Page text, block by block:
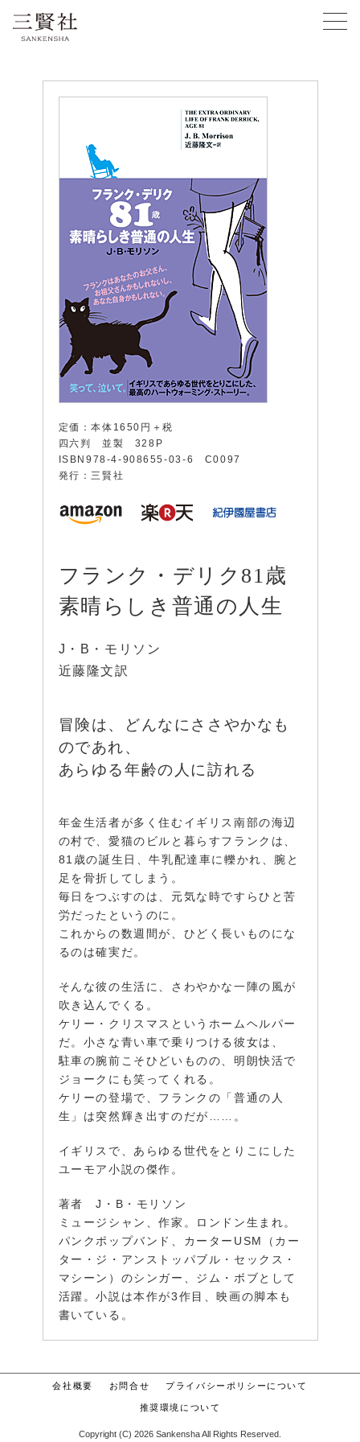
定価：本体1650円＋税
四六判 並製 328P
ISBN978-4-908655-03-6 C0097
発行：三賢社
フランク・デリク81歳
素晴らしき普通の人生
J・B・モリソン
近藤隆文訳
冒険は、どんなにささやかなも
のであれ、
あらゆる年齢の人に訪れる
年金生活者が多く住むイギリス南部の海辺
の村で、愛猫のビルと暮らすフランクは、
81歳の誕生日、牛乳配達車に轢かれ、腕と
足を骨折してしまう。
毎日をつぶすのは、元気な時ですらひと苦
労だったというのに。
これからの数週間が、ひどく長いものにな
るのは確実だ。
そんな彼の生活に、さわやかな一陣の風が
吹き込んでくる。
ケリー・クリスマスというホームヘルパー
だ。小さな青い車で乗りつける彼女は、
駐車の腕前こそひどいものの、明朗快活で
ジョークにも笑ってくれる。
ケリーの登場で、フランクの「普通の人
生」は突然輝き出すのだが……。
イギリスで、あらゆる世代をとりこにした
ユーモア小説の傑作。
著者 J・B・モリソン
ミュージシャン、作家。ロンドン生まれ。
パンクポップバンド、カーターUSM（カー
ター・ジ・アンストッパブル・セックス・
マシーン）のシンガー、ジム・ボブとして
活躍。小説は本作が3作目、映画の脚本も
書いている。
会社概要 お問合せ プライバシーポリシーについて
推奨環境について
Copyright (C) 2026 Sankensha All Rights Reserved.